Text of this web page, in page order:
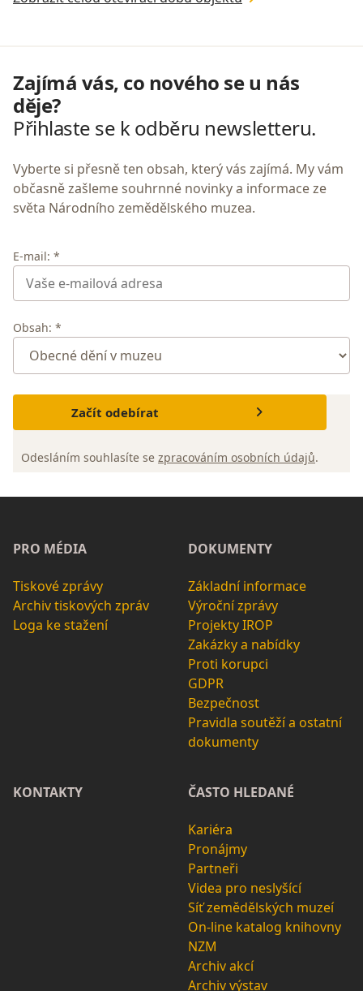
Zajímá vás, co nového se u nás
děje?
Přihlaste se k odběru newsletteru.
Vyberte si přesně ten obsah, který vás zajímá. My vám
občasně zašleme souhrnné novinky a informace ze
světa Národního zemědělského muzea.
E-mail: *
Obsah: *
Začít odebírat
Odesláním souhlasíte se zpracováním osobních údajů.
PRO MÉDIA
Tiskové zprávy
Archiv tiskových zpráv
Loga ke stažení
DOKUMENTY
Základní informace
Výroční zprávy
Projekty IROP
Zakázky a nabídky
Proti korupci
GDPR
Bezpečnost
Pravidla soutěží a ostatní
dokumenty
KONTAKTY ČASTO HLEDANÉ
Kariéra
Pronájmy
Partneři
Videa pro neslyšící
Síť zemědělských muzeí
On-line katalog knihovny
NZM
Archiv akcí
Archiv výstav